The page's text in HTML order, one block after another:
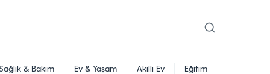
& Bakım Ev & Yaşam Akıllı Ev Eğitim